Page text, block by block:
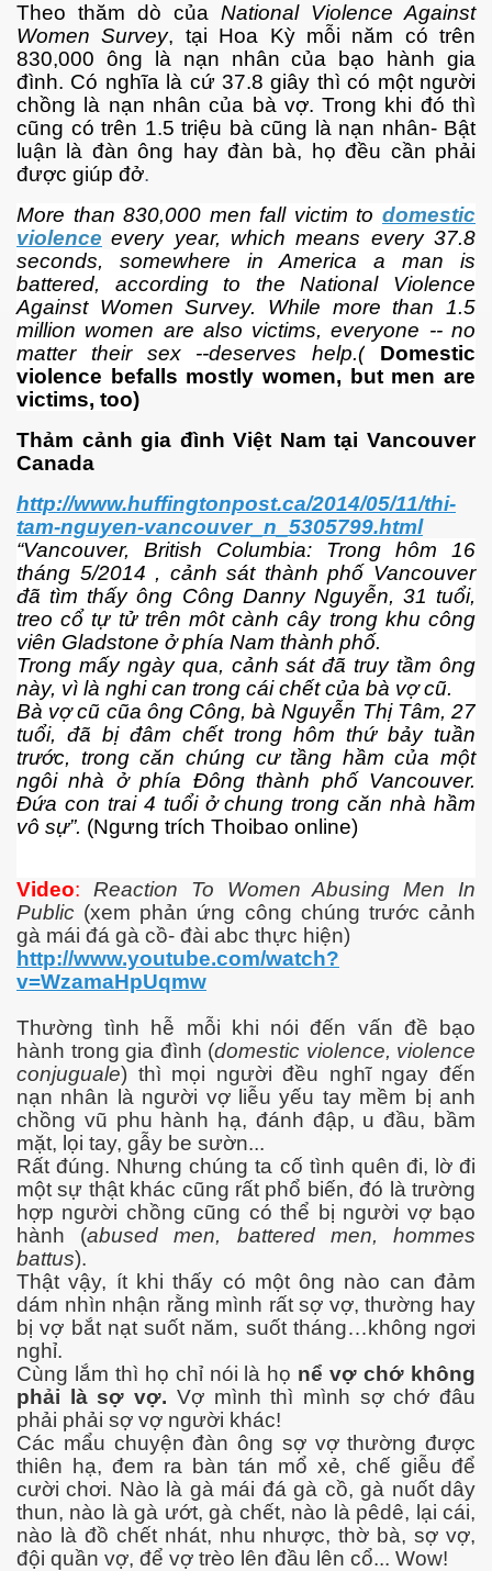
Theo thăm dò của National Violence Against
Women Survey, tại Hoa Kỳ mỗi năm có trên
830,000 ông là nạn nhân của bạo hành gia
đình. Có nghĩa là cứ 37.8 giây thì có một người
chồng là nạn nhân của bà vợ. Trong khi đó thì
cũng có trên 1.5 triệu bà cũng là nạn nhân- Bật
luận là đàn ông hay đàn bà, họ đều cần phải
được giúp đở.
More than 830,000 men fall victim to domestic
violence every year, which means every 37.8
seconds, somewhere in America a man is
battered, according to the National Violence
Against Women Survey. While more than 1.5
million women are also victims, everyone -- no
matter their sex --deserves help.( Domestic
violence befalls mostly women, but men are
victims, too)
Thảm cảnh gia đình Việt Nam tại Vancouver
Canada
http://www.huffingtonpost.ca/2014/05/11/thi-
tam-nguyen-vancouver_n_5305799.html
“Vancouver, British Columbia: Trong hôm 16
tháng 5/2014 , cảnh sát thành phố Vancouver
đã tìm thấy ông Công Danny Nguyễn, 31 tuổi,
treo cổ tự tử trên môt cành cây trong khu công
viên Gladstone ở phía Nam thành phố.
Trong mấy ngày qua, cảnh sát đã truy tầm ông
này, vì là nghi can trong cái chết của bà vợ cũ.
Bà vợ cũ cũa ông Công, bà Nguyễn Thị Tâm, 27
tuổi, đã bị đâm chết trong hôm thứ bảy tuần
trước, trong căn chúng cư tầng hầm của một
ngôi nhà ở phía Đông thành phố Vancouver.
Đứa con trai 4 tuổi ở chung trong căn nhà hầm
vô sự”. (Ngưng trích Thoibao online)
Video: Reaction To Women Abusing Men In
Public (xem phản ứng công chúng trước cảnh
gà mái đá gà cồ- đài abc thực hiện)
http://www.youtube.com/watch?
v=WzamaHpUqmw
Thường tình hễ mỗi khi nói đến vấn đề bạo
hành trong gia đình (domestic violence, violence
conjuguale) thì mọi người đều nghĩ ngay đến
nạn nhân là người vợ liễu yếu tay mềm bị anh
chồng vũ phu hành hạ, đánh đập, u đầu, bầm
mặt, lọi tay, gẫy be sườn...
Rất đúng. Nhưng chúng ta cố tình quên đi, lờ đi
một sự thật khác cũng rất phổ biến, đó là trường
hợp người chồng cũng có thể bị người vợ bạo
hành (abused men, battered men, hommes
battus).
Thật vậy, ít khi thấy có một ông nào can đảm
dám nhìn nhận rằng mình rất sợ vợ, thường hay
bị vợ bắt nạt suốt năm, suốt tháng…không ngơi
nghỉ.
Cùng lắm thì họ chỉ nói là họ nể vợ chớ không
phải là sợ vợ. Vợ mình thì mình sợ chớ đâu
phải phải sợ vợ người khác!
Các mẩu chuyện đàn ông sợ vợ thường được
thiên hạ, đem ra bàn tán mổ xẻ, chế giễu để
cười chơi. Nào là gà mái đá gà cồ, gà nuốt dây
thun, nào là gà ướt, gà chết, nào là pêdê, lại cái,
nào là đồ chết nhát, nhu nhược, thờ bà, sợ vợ,
đội quần vợ, để vợ trèo lên đầu lên cổ... Wow!
và ĐBCL
... P2